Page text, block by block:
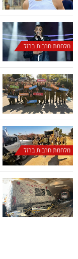
ספורט
קריירה
ולימודים
מינויים
רייטינג
רכב
בריאות
תרבות
ופנאי
תיירות
מלחמת חרבות ברזל
מלחמת חרבות ברזל